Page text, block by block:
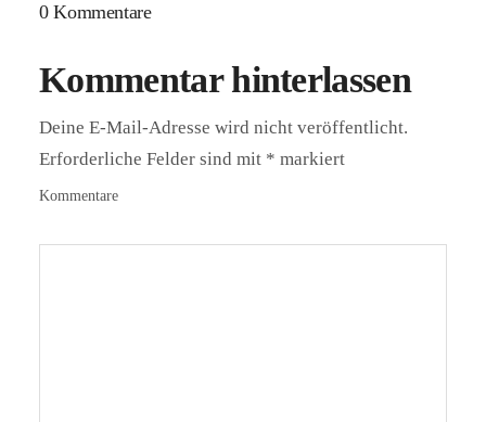
0 Kommentare
Kommentar hinterlassen
Deine E-Mail-Adresse wird nicht veröffentlicht.
Erforderliche Felder sind mit * markiert
Kommentare